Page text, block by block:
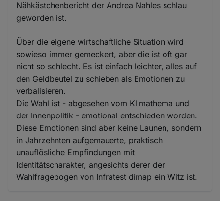
Nähkästchenbericht der Andrea Nahles schlau
geworden ist.
Über die eigene wirtschaftliche Situation wird
sowieso immer gemeckert, aber die ist oft gar
nicht so schlecht. Es ist einfach leichter, alles auf
den Geldbeutel zu schieben als Emotionen zu
verbalisieren.
Die Wahl ist - abgesehen vom Klimathema und
der Innenpolitik - emotional entschieden worden.
Diese Emotionen sind aber keine Launen, sondern
in Jahrzehnten aufgemauerte, praktisch
unauflösliche Empfindungen mit
Identitätscharakter, angesichts derer der
Wahlfragebogen von Infratest dimap ein Witz ist.